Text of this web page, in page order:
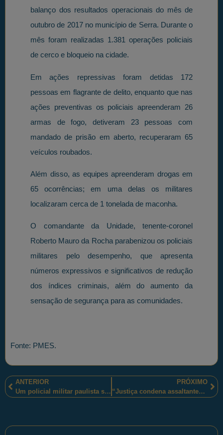
balanço dos resultados operacionais do mês de
outubro de 2017 no município de Serra. Durante o
mês foram realizadas 1.381 operações policiais
de cerco e bloqueio na cidade.
Em ações repressivas foram detidas 172
pessoas em flagrante de delito, enquanto que nas
ações preventivas os policiais apreenderam 26
armas de fogo, detiveram 23 pessoas com
mandado de prisão em aberto, recuperaram 65
veículos roubados.
Além disso, as equipes apreenderam drogas em
65 ocorrências; em uma delas os militares
localizaram cerca de 1 tonelada de maconha.
O comandante da Unidade, tenente-coronel
Roberto Mauro da Rocha parabenizou os policiais
militares pelo desempenho, que apresenta
números expressivos e significativos de redução
dos índices criminais, além do aumento da
sensação de segurança para as comunidades.
Fonte: PMES.
ANTERIOR
Um policial militar paulista se transforma em Capitão América para alegrar crianças e adolescentes em Hospital do Câncer
PRÓXIMO
“Justiça condena assaltantes de bancos em Santa Margarida”